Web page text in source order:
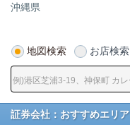
沖縄県
地図検索 お店検索
証券会社：おすすめエリア